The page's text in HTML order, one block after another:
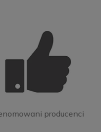
producenci